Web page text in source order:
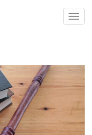
Toggle